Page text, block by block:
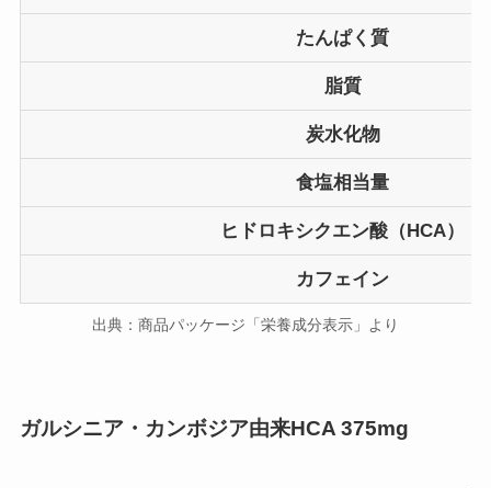
たんぱく質
脂質
炭水化物
食塩相当量
ヒドロキシクエン酸（HCA）
カフェイン
出典：商品パッケージ「栄養成分表示」より
ガルシニア・カンボジア由来HCA 375mg